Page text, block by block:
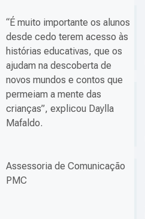
“É muito importante os alunos
desde cedo terem acesso às
histórias educativas, que os
ajudam na descoberta de
novos mundos e contos que
permeiam a mente das
crianças”, explicou Daylla
Mafaldo.
Assessoria de Comunicação
PMC